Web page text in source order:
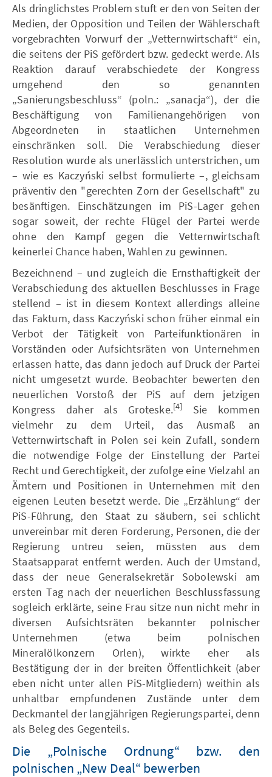
Als dringlichstes Problem stuft er den von Seiten der
Medien, der Opposition und Teilen der Wählerschaft
vorgebrachten Vorwurf der „Vetternwirtschaft“ ein,
die seitens der PiS gefördert bzw. gedeckt werde. Als
Reaktion darauf verabschiedete der Kongress
umgehend den so genannten
„Sanierungsbeschluss“ (poln.: „sanacja“), der die
Beschäftigung von Familienangehörigen von
Abgeordneten in staatlichen Unternehmen
einschränken soll. Die Verabschiedung dieser
Resolution wurde als unerlässlich unterstrichen, um
– wie es Kaczyński selbst formulierte –, gleichsam
präventiv den "gerechten Zorn der Gesellschaft" zu
besänftigen. Einschätzungen im PiS-Lager gehen
sogar soweit, der rechte Flügel der Partei werde
ohne den Kampf gegen die Vetternwirtschaft
keinerlei Chance haben, Wahlen zu gewinnen.
Bezeichnend – und zugleich die Ernsthaftigkeit der
Verabschiedung des aktuellen Beschlusses in Frage
stellend – ist in diesem Kontext allerdings alleine
das Faktum, dass Kaczyński schon früher einmal ein
Verbot der Tätigkeit von Parteifunktionären in
Vorständen oder Aufsichtsräten von Unternehmen
erlassen hatte, das dann jedoch auf Druck der Partei
nicht umgesetzt wurde. Beobachter bewerten den
neuerlichen Vorstoß der PiS auf dem jetzigen
Kongress daher als Groteske.[4]
Sie kommen
vielmehr zu dem Urteil, das Ausmaß an
Vetternwirtschaft in Polen sei kein Zufall, sondern
die notwendige Folge der Einstellung der Partei
Recht und Gerechtigkeit, der zufolge eine Vielzahl an
Ämtern und Positionen in Unternehmen mit den
eigenen Leuten besetzt werde. Die „Erzählung“ der
PiS-Führung, den Staat zu säubern, sei schlicht
unvereinbar mit deren Forderung, Personen, die der
Regierung untreu seien, müssten aus dem
Staatsapparat entfernt werden. Auch der Umstand,
dass der neue Generalsekretär Sobolewski am
ersten Tag nach der neuerlichen Beschlussfassung
sogleich erklärte, seine Frau sitze nun nicht mehr in
diversen Aufsichtsräten bekannter polnischer
Unternehmen (etwa beim polnischen
Mineralölkonzern Orlen), wirkte eher als
Bestätigung der in der breiten Öffentlichkeit (aber
eben nicht unter allen PiS-Mitgliedern) weithin als
unhaltbar empfundenen Zustände unter dem
Deckmantel der langjährigen Regierungspartei, denn
als Beleg des Gegenteils.
Die „Polnische Ordnung“ bzw. den
polnischen „New Deal“ bewerben